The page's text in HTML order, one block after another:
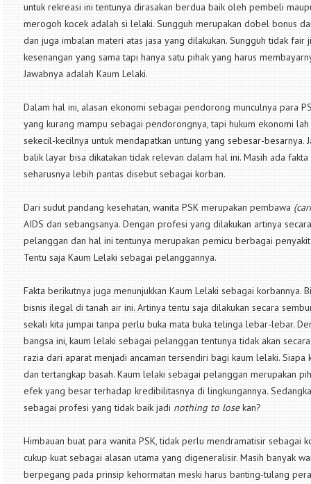
untuk rekreasi ini tentunya dirasakan berdua baik oleh pembeli
merogoh kocek adalah si lelaki. Sungguh merupakan dobel bonus
dan juga imbalan materi atas jasa yang dilakukan. Sungguh tidak fair
kesenangan yang sama tapi hanya satu pihak yang harus
Jawabnya adalah Kaum Lelaki.
Dalam hal ini, alasan ekonomi sebagai pendorong munculnya para
yang kurang mampu sebagai pendorongnya, tapi hukum ekonomi
sekecil-kecilnya untuk mendapatkan untung yang sebesar-
balik layar bisa dikatakan tidak relevan dalam hal ini. Masih ada
seharusnya lebih pantas disebut sebagai korban.
Dari sudut pandang kesehatan, wanita PSK merupakan pembawa
AIDS dan sebangsanya. Dengan profesi yang dilakukan artinya
pelanggan dan hal ini tentunya merupakan pemicu berbagai
Tentu saja Kaum Lelaki sebagai pelanggannya.
Fakta berikutnya juga menunjukkan Kaum Lelaki sebagai korbannya.
bisnis ilegal di tanah air ini. Artinya tentu saja dilakukan secara
sekali kita jumpai tanpa perlu buka mata buka telinga lebar-lebar.
bangsa ini, kaum lelaki sebagai pelanggan tentunya tidak akan
razia dari aparat menjadi ancaman tersendiri bagi kaum lelaki.
dan tertangkap basah. Kaum lelaki sebagai pelanggan merupakan
efek yang besar terhadap kredibilitasnya di lingkungannya.
sebagai profesi yang tidak baik jadi nothing to losekan?
Himbauan buat para wanita PSK, tidak perlu mendramatisir sebagai
cukup kuat sebagai alasan utama yang digeneralisir. Masih banyak
berpegang pada prinsip kehormatan meski harus banting-tulang